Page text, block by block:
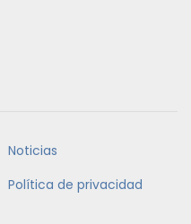
Noticias
Política de privacidad